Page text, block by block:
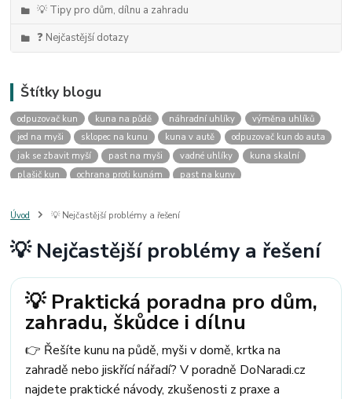
💡 Tipy pro dům, dílnu a zahradu
❓ Nejčastější dotazy
Štítky blogu
odpuzovač kun kuna na půdě náhradní uhlíky
výměna uhlíků
jed na myši
sklopec na kunu kuna v autě
odpuzovač kun do auta
jak se zbavit myší
past na myši vadné uhlíky
kuna skalní
plašič kun
ochrana proti kunám
past na kuny
past na kunu
myši v domě odpuzovač myší
štěnice
štěnice v hotelu jak se zbavit kuny
kuna ve střeše
mravenci a mšice
uhlíky do nářadí
uhlíky do nařadí
uhlíky do vysavače
uhlíky do pračky uhlíky do
uhlíky parkside
uhlíky ferm uhlíky makita
uhlíkové kartáče
kde sehnat uhlíky
kde koupit uhlíky
Úvod 💡 Nejčastější problémy a řešení
💡 Nejčastější problémy a řešení
💡 Praktická poradna pro dům,
zahradu, škůdce i dílnu
👉 Řešíte kunu na půdě, myši v domě, krtka na
zahradě nebo jiskřící nářadí? V poradně DoNaradi.cz
najdete praktické návody, zkušenosti z praxe a